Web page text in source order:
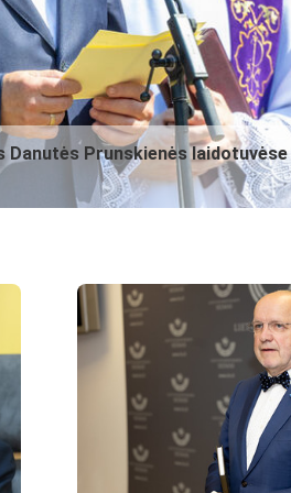
Danutės Prunskienės laidotuvėse